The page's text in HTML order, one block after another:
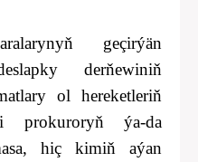
geçirýän
derňewiniň
ol hereketleriň
prokuroryň ýa-da
hiç kimiň aýan